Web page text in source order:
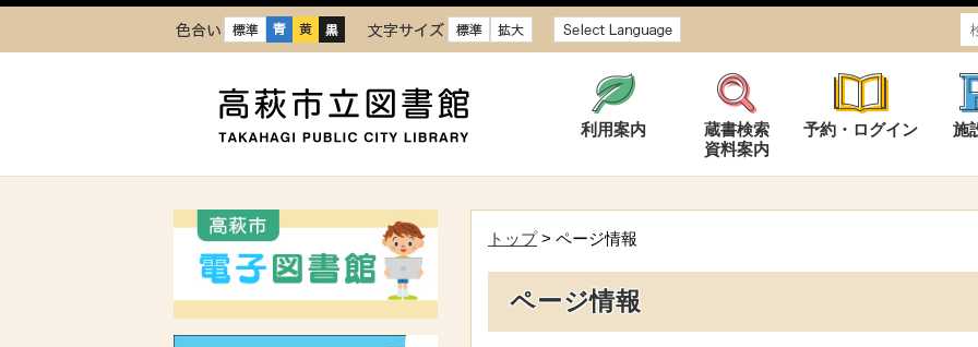
色合い 文字サイズ
利用案内
蔵書検索
資料案内
予約・ログイン 施
トップ> ページ情報
ページ情報